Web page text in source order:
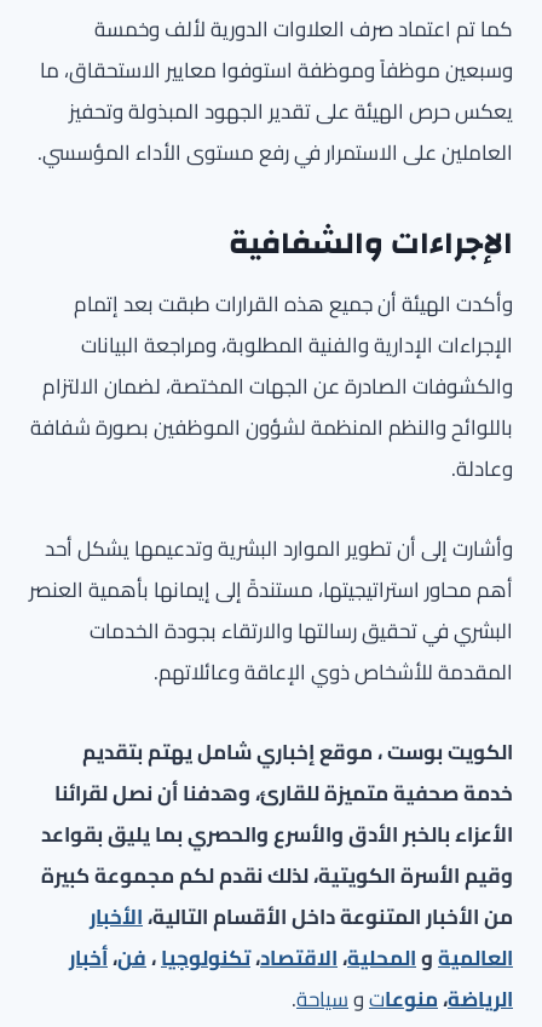
كما تم اعتماد صرف العلاوات الدورية لألف وخمسة
وسبعين موظفاً وموظفة استوفوا معايير الاستحقاق، ما
يعكس حرص الهيئة على تقدير الجهود المبذولة وتحفيز
العاملين على الاستمرار في رفع مستوى الأداء المؤسسي.
الإجراءات والشفافية
وأكدت الهيئة أن جميع هذه القرارات طبقت بعد إتمام
الإجراءات الإدارية والفنية المطلوبة، ومراجعة البيانات
والكشوفات الصادرة عن الجهات المختصة، لضمان الالتزام
باللوائح والنظم المنظمة لشؤون الموظفين بصورة شفافة
وعادلة.
وأشارت إلى أن تطوير الموارد البشرية وتدعيمها يشكل أحد
أهم محاور استراتيجيتها، مستندةً إلى إيمانها بأهمية العنصر
البشري في تحقيق رسالتها والارتقاء بجودة الخدمات
المقدمة للأشخاص ذوي الإعاقة وعائلاتهم.
الكويت بوست ، موقع إخباري شامل يهتم بتقديم
خدمة صحفية متميزة للقارئ، وهدفنا أن نصل لقرائنا
الأعزاء بالخبر الأدق والأسرع والحصري بما يليق بقواعد
وقيم الأسرة الكويتية، لذلك نقدم لكم مجموعة كبيرة
من الأخبار المتنوعة داخل الأقسام التالية،الأخبار
العالميةوالمحلية،الاقتصاد،تكنولوجيا،فن،أخبار
الرياضة،منوعاتوسياحة.